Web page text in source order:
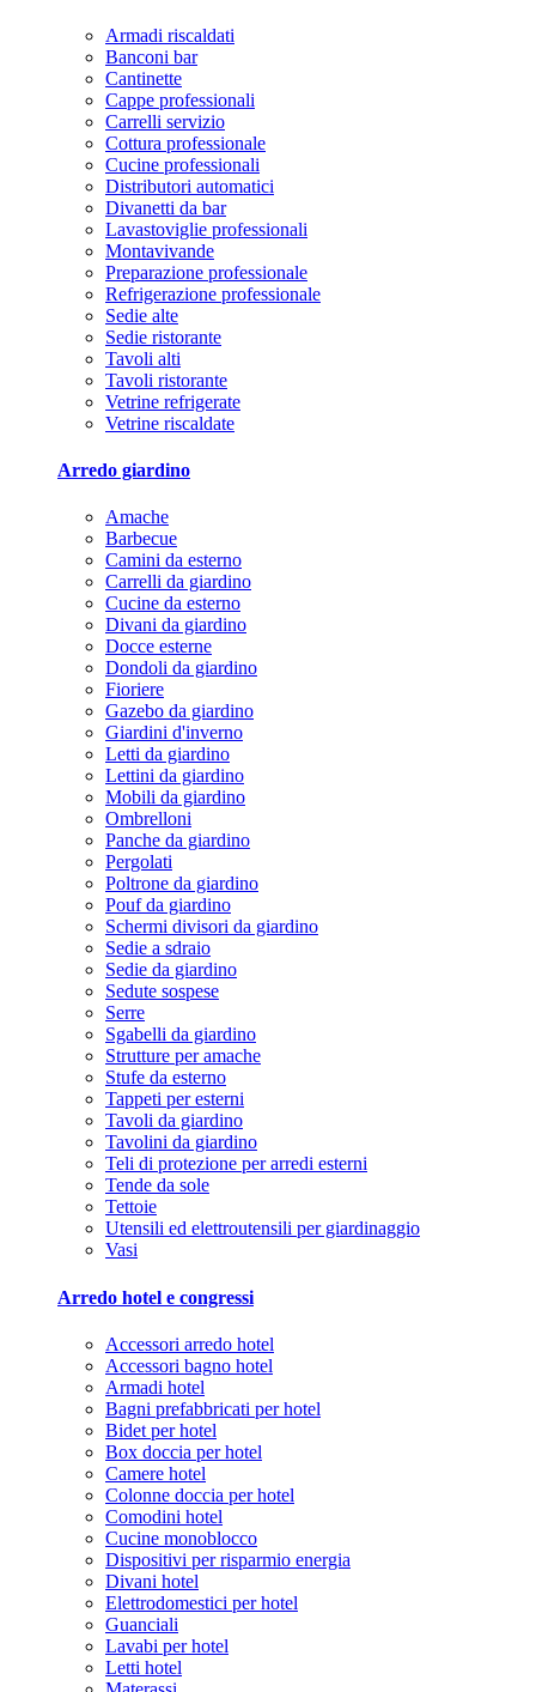
Armadi riscaldati
Banconi bar
Cantinette
Cappe professionali
Carrelli servizio
Cottura professionale
Cucine professionali
Distributori automatici
Divanetti da bar
Lavastoviglie professionali
Montavivande
Preparazione professionale
Refrigerazione professionale
Sedie alte
Sedie ristorante
Tavoli alti
Tavoli ristorante
Vetrine refrigerate
Vetrine riscaldate
Arredo giardino
Amache
Barbecue
Camini da esterno
Carrelli da giardino
Cucine da esterno
Divani da giardino
Docce esterne
Dondoli da giardino
Fioriere
Gazebo da giardino
Giardini d'inverno
Letti da giardino
Lettini da giardino
Mobili da giardino
Ombrelloni
Panche da giardino
Pergolati
Poltrone da giardino
Pouf da giardino
Schermi divisori da giardino
Sedie a sdraio
Sedie da giardino
Sedute sospese
Serre
Sgabelli da giardino
Strutture per amache
Stufe da esterno
Tappeti per esterni
Tavoli da giardino
Tavolini da giardino
Teli di protezione per arredi esterni
Tende da sole
Tettoie
Utensili ed elettroutensili per giardinaggio
Vasi
Arredo hotel e congressi
Accessori arredo hotel
Accessori bagno hotel
Armadi hotel
Bagni prefabbricati per hotel
Bidet per hotel
Box doccia per hotel
Camere hotel
Colonne doccia per hotel
Comodini hotel
Cucine monoblocco
Dispositivi per risparmio energia
Divani hotel
Elettrodomestici per hotel
Guanciali
Lavabi per hotel
Letti hotel